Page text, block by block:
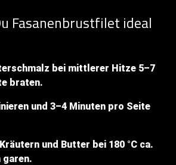
Fasanenbrustfilet ideal
bei mittlerer Hitze 5–7
braten.
und 3–4 Minuten pro Seite
und Butter bei 180 °C ca.
garen.